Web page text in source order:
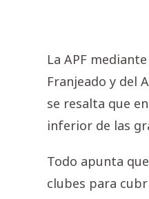
La APF
Franjeado y del
se resalta que
inferior de las
Todo apunta
clubes para